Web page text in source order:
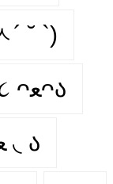
´ ˘ `)
૮ ᴖﻌᴖა
૮ ◞ ﻌ ◟ ა